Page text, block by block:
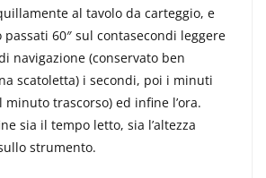
al tavo­lo da carteggio, e
60″ sul contasecondi leggere
navigazione (conservato ben
scatoletta) i secondi, poi i minuti
trascorso) ed infine l’ora.
sia il tempo letto, sia l’altezza
strumento.